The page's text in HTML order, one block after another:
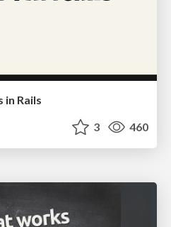
Rails
3 460